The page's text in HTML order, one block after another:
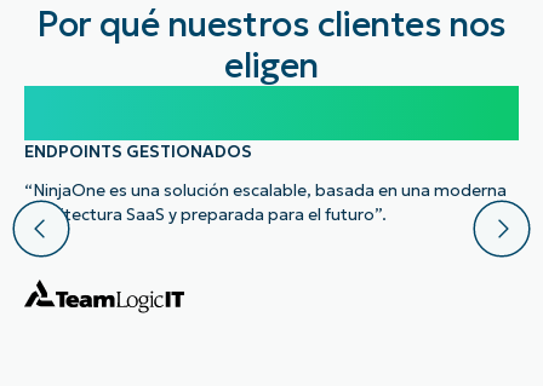
Por qué nuestros clientes nos
eligen
ENDPOINTS GESTIONADOS
“NinjaOne es una solución escalable, basada en una moderna
arquitectura SaaS y preparada para el futuro”.